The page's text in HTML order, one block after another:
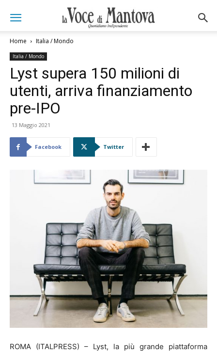
Home Italia / Mondo
Italia / Mondo
Lyst supera 150 milioni di
utenti, arriva finanziamento
pre-IPO
13 Maggio 2021
Facebook Twitter
ROMA (ITALPRESS) – Lyst, la più grande piattaforma